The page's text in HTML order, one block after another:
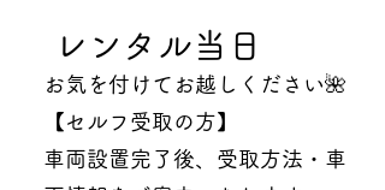
レンタル当日
お気を付けてお越しください🌺
【セルフ受取の方】
車両設置完了後、受取方法・車